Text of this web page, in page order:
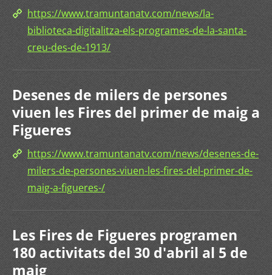
https://www.tramuntanatv.com/news/la-
biblioteca-digitalitza-els-programes-de-la-santa-
creu-des-de-1913/
Desenes de milers de persones
viuen les Fires del primer de maig a
Figueres
https://www.tramuntanatv.com/news/desenes-de-
milers-de-persones-viuen-les-fires-del-primer-de-
maig-a-figueres-/
Les Fires de Figueres programen
180 activitats del 30 d'abril al 5 de
maig